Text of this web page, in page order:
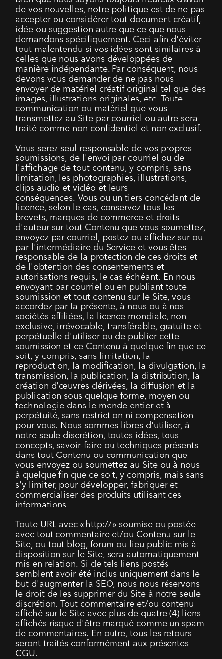
de vos nouvelles, notre politique est de ne pas
accepter ou considérer tout document créatif,
idée ou suggestion autre que ce que nous
demandons spécifiquement. Ceci afin d'éviter
tout malentendu si vos idées sont similaires à
celles que nous avons développées de
manière indépendante. Par conséquent, nous
devons vous demander de ne pas nous
envoyer de matériel créatif original tel que des
images, illustrations originales, etc. Toute
communication ou matériel que vous
transmettez au Site par courriel ou autre sera
traité comme non confidentiel et non exclusif.
Vous serez seul responsable de vos propres
soumissions, de l'envoi par courriel ou de
l'affichage de tout contenu, y compris, sans
limitation, les photographies, illustrations,
clips audio et vidéo et leurs
conséquences. Vous ou un tiers concédant de
licence, selon le cas, conservez tous les
brevets, marques de commerce et droits
d'auteur sur tout Contenu que vous soumettez,
envoyez par courriel, postez ou affichez sur ou
par l'intermédiaire du Service et vous êtes
responsable de la protection de ces droits et
de l'obtention des consentements et
autorisations requis, le cas échéant. En nous
envoyant par courriel ou en publiant toute
soumission et tout contenu sur le Site, vous
accordez par la présente, à nous ou à nos
sociétés affiliées, la licence mondiale, non
exclusive, irrévocable, transférable, gratuite et
perpétuelle d'utiliser ou de publier cette
soumission et ce Contenu à quelque fin que ce
soit, y compris, sans limitation, la
reproduction, la modification, la divulgation, la
transmission, la publication, la distribution, la
création d'œuvres dérivées, la diffusion et la
publication sous quelque forme, moyen ou
technologie dans le monde entier et à
perpétuité, sans restriction ni compensation
pour vous. Nous sommes libres d'utiliser, à
notre seule discrétion, toutes idées, tous
concepts, savoir-faire ou techniques présents
dans tout Contenu ou communication que
vous envoyez ou soumettez au Site ou à nous
à quelque fin que ce soit, y compris, mais sans
s'y limiter, pour développer, fabriquer et
commercialiser des produits utilisant ces
informations.
Toute URL avec « http:// » soumise ou postée
avec tout commentaire et/ou Contenu sur le
Site, ou tout blog, forum ou lieu public mis à
disposition sur le Site, sera automatiquement
mis en relation. Si de tels liens postés
semblent avoir été inclus uniquement dans le
but d'augmenter la SEO, nous nous réservons
le droit de les supprimer du Site à notre seule
discrétion. Tout commentaire et/ou contenu
affiché sur le Site avec plus de quatre (4) liens
affichés risque d'être marqué comme un spam
de commentaires. En outre, tous les retours
seront traités conformément aux présentes
CGU.